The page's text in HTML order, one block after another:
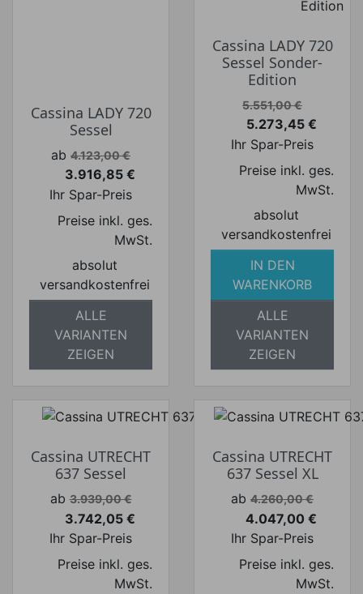
Cassina LADY 720
Sessel
Verkaufspreis
ab 4.123,00 €
Preis
3.916,85 €
Ihr Spar-Preis
Preise inkl. ges.
MwSt.
absolut
versandkostenfrei
ALLE
VARIANTEN
ZEIGEN
Cassina LADY 720
Sessel Sonder-
Edition
Verkaufspreis
5.551,00 €
Preis
5.273,45 €
Ihr Spar-Preis
Preise inkl. ges.
MwSt.
absolut
versandkostenfrei
IN DEN
WARENKORB
ALLE
VARIANTEN
ZEIGEN
Cassina UTRECHT
637 Sessel
Verkaufspreis
ab 3.939,00 €
Preis
3.742,05 €
Ihr Spar-Preis
Preise inkl. ges.
MwSt.
Cassina UTRECHT
637 Sessel XL
Verkaufspreis
ab 4.260,00 €
Preis
4.047,00 €
Ihr Spar-Preis
Preise inkl. ges.
MwSt.